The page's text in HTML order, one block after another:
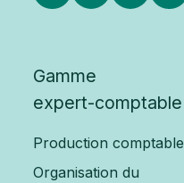
Gamme
expert-comptable
Production comptable
Organisation du